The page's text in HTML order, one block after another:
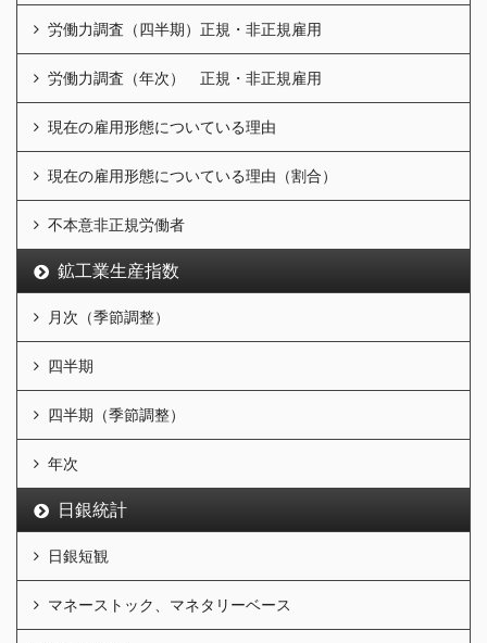
労働力調査（四半期）正規・非正規雇用
労働力調査（年次） 正規・非正規雇用
現在の雇用形態についている理由
現在の雇用形態についている理由（割合）
不本意非正規労働者
鉱工業生産指数
月次（季節調整）
四半期
四半期（季節調整）
年次
日銀統計
日銀短観
マネーストック、マネタリーベース